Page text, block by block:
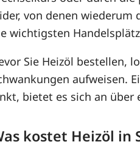
von denen wiederum
wichtigsten
Sie Heizöl bestellen,
aufweisen.
bietet es sich an über
kostet Heizöl in